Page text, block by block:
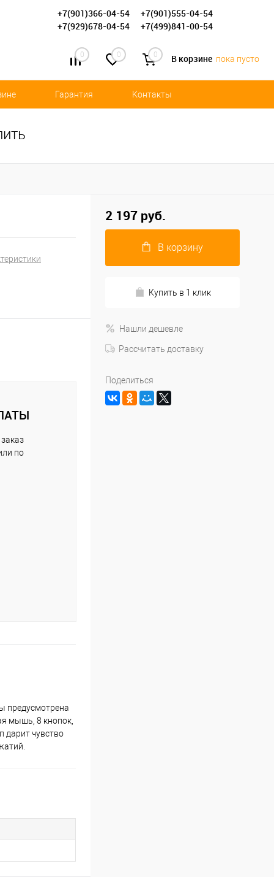
+7(901)366-04-54
+7(901)555-04-54
+7(929)678-04-54
+7(499)841-00-54
0 0 0 В корзине пока пусто
Гарантия Контакты
по
предусмотрена
мышь, 8 кнопок,
дарит чувство
2 197 руб.
В корзину
Купить в 1 клик
Нашли дешевле
Рассчитать доставку
Поделиться